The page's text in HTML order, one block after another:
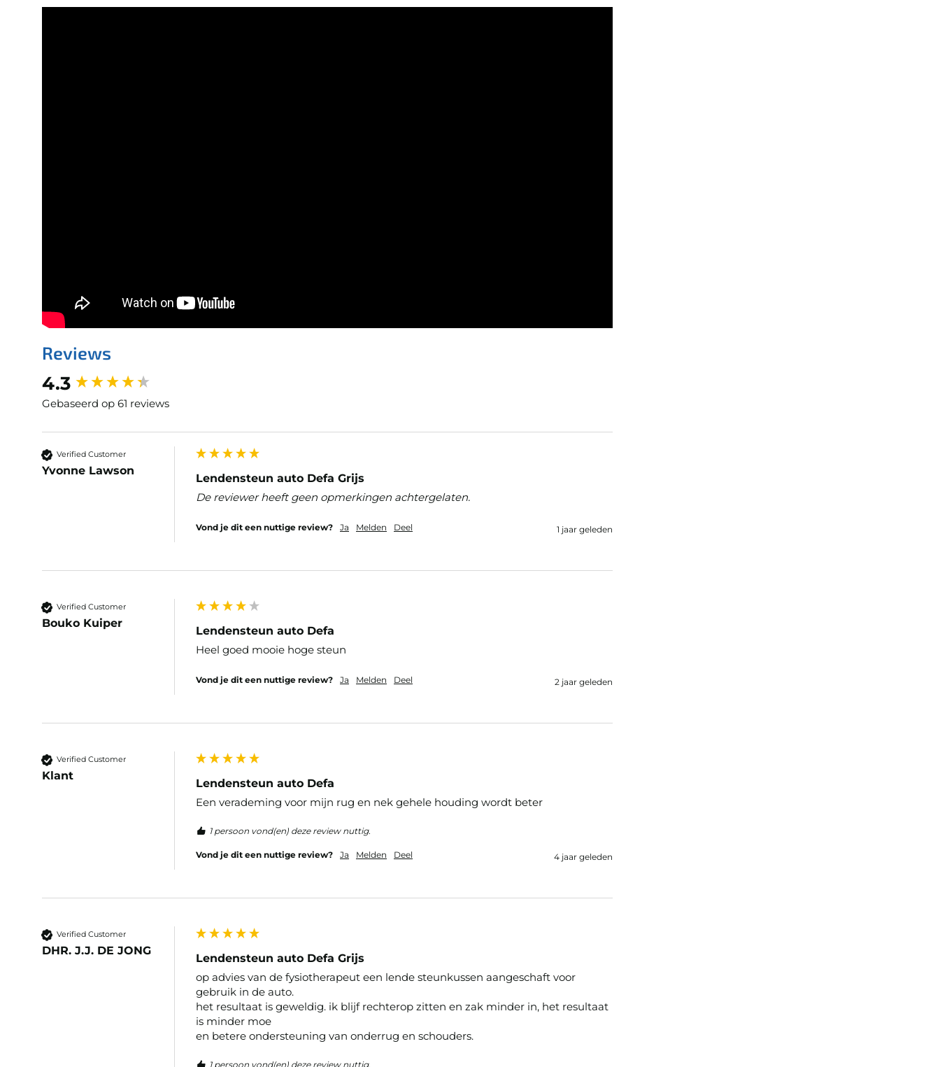
Reviews
4.3
Gebaseerd op 61 reviews
Verified Customer
Yvonne Lawson
Lendensteun auto Defa Grijs
De reviewer heeft geen opmerkingen achtergelaten.
Vond je dit een nuttige review? Ja Melden Deel 1 jaar geleden
Verified Customer
Bouko Kuiper
Lendensteun auto Defa
Heel goed mooie hoge steun
Vond je dit een nuttige review? Ja Melden Deel 2 jaar geleden
Verified Customer
Klant
Lendensteun auto Defa
Een verademing voor mijn rug en nek gehele houding wordt beter
1 persoon vond(en) deze review nuttig.
Vond je dit een nuttige review? Ja Melden Deel 4 jaar geleden
Verified Customer
DHR. J.J. DE JONG
Lendensteun auto Defa Grijs
op advies van de fysiotherapeut een lende steunkussen aangeschaft voor
gebruik in de auto.
het resultaat is geweldig. ik blijf rechterop zitten en zak minder in, het resultaat
is minder moe
en betere ondersteuning van onderrug en schouders.
1 persoon vond(en) deze review nuttig.
New content loaded